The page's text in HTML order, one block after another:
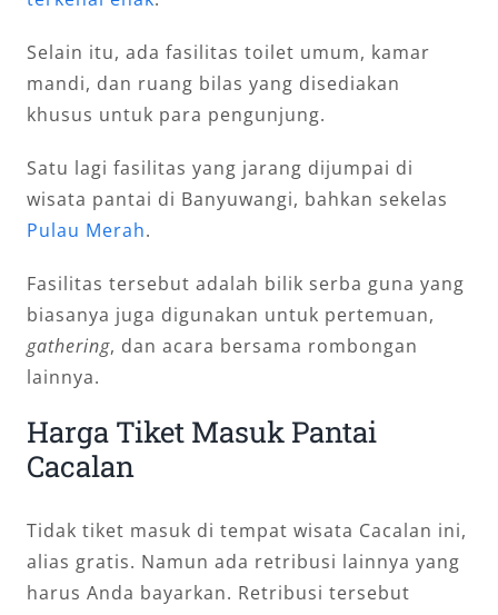
Selain itu, ada fasilitas toilet umum, kamar
mandi, dan ruang bilas yang disediakan
khusus untuk para pengunjung.
Satu lagi fasilitas yang jarang dijumpai di
wisata pantai di Banyuwangi, bahkan sekelas
Pulau Merah.
Fasilitas tersebut adalah bilik serba guna yang
biasanya juga digunakan untuk pertemuan,
gathering, dan acara bersama rombongan
lainnya.
Harga Tiket Masuk Pantai
Cacalan
Tidak tiket masuk di tempat wisata Cacalan ini,
alias gratis. Namun ada retribusi lainnya yang
harus Anda bayarkan. Retribusi tersebut